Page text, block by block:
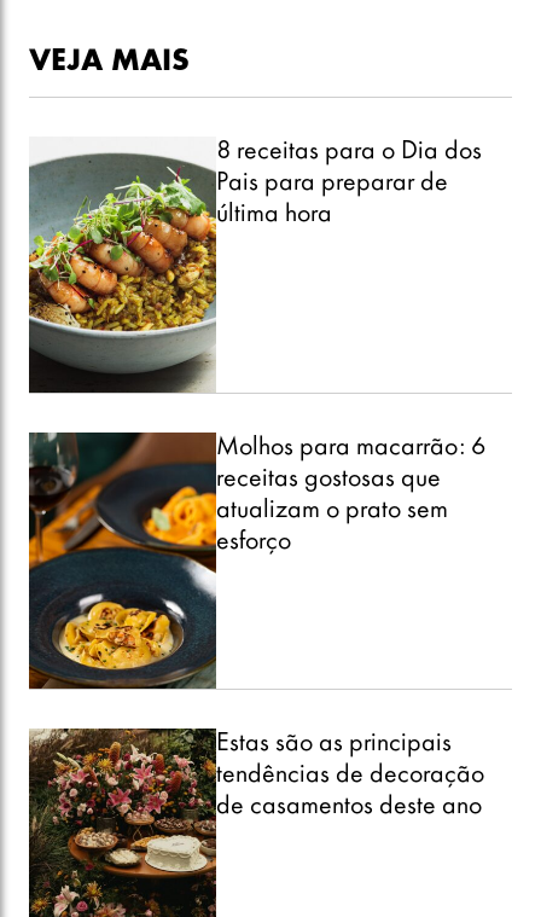
VEJA MAIS
8 receitas para o Dia dos
Pais para preparar de
última hora
Molhos para macarrão: 6
receitas gostosas que
atualizam o prato sem
esforço
Estas são as principais
tendências de decoração
de casamentos deste ano